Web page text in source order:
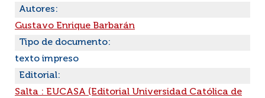
Autores:
Gustavo Enrique Barbarán
Tipo de documento:
texto impreso
Editorial:
Salta : EUCASA (Editorial Universidad Católica de